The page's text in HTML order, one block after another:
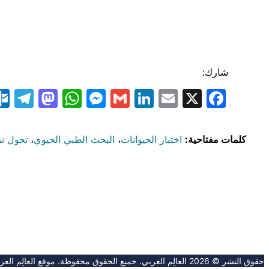
شارك:
Facebook
X
Email
LinkedIn
Gmail
كلمات مفتاحية: اختبار الحيوانات، البحث الطبي الحيوي، تحول
حقوق النشر © 2026 العالِم العربي. جميع الحقوق محفوظة. موقع العالِم العربي غير مسؤول عن محتوى المواقع الخارجية.